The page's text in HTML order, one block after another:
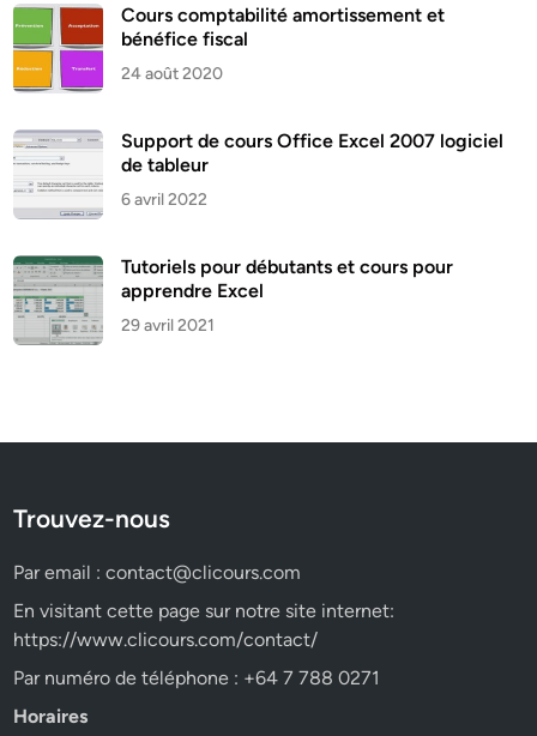
Cours comptabilité amortissement et
bénéfice fiscal
24 août 2020
Support de cours Office Excel 2007 logiciel
de tableur
6 avril 2022
Tutoriels pour débutants et cours pour
apprendre Excel
29 avril 2021
Trouvez-nous
Par email :contact@clicours.com
En visitant cette page sur notre site internet:
https://www.clicours.com/contact/
Par numéro de téléphone : +64 7 788 0271
Horaires